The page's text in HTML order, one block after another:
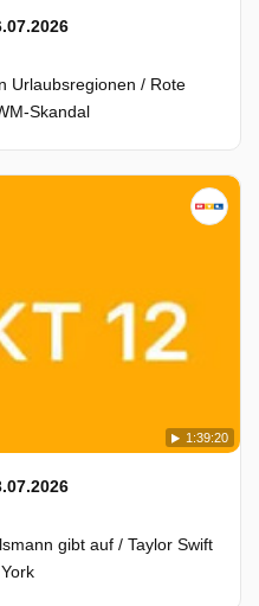
Urlaubsregionen / Rote
Skandal
1:39:20
gibt auf / Taylor Swift